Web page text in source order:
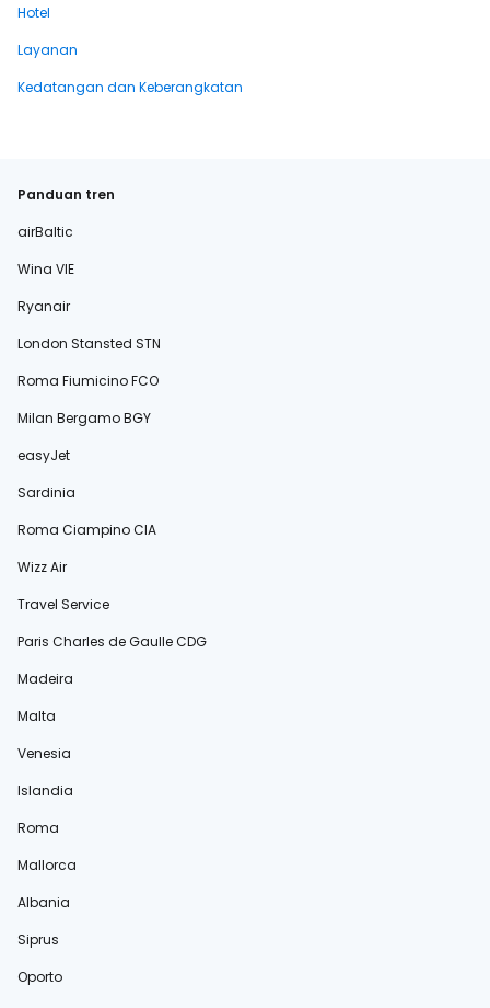
Hotel
Layanan
Kedatangan dan Keberangkatan
Panduan tren
airBaltic
Wina VIE
Ryanair
London Stansted STN
Roma Fiumicino FCO
Milan Bergamo BGY
easyJet
Sardinia
Roma Ciampino CIA
Wizz Air
Travel Service
Paris Charles de Gaulle CDG
Madeira
Malta
Venesia
Islandia
Roma
Mallorca
Albania
Siprus
Oporto